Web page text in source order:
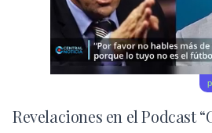
Revelaciones en el Podcast